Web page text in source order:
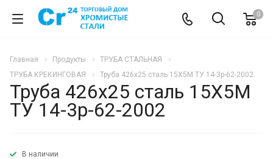
0
Главная Продукты
ТРУБА СТАЛЬНАЯ
ТРУБА КРЕКИНГОВАЯ
Труба 426х25 сталь 15Х5М ТУ 14-3р-62-2002
Труба 426х25 сталь 15Х5М
ТУ 14-3р-62-2002
В наличии